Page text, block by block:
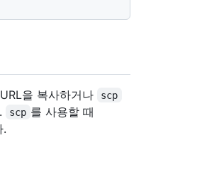
을 복사하거나 scp
scp 를 사용할 때
.